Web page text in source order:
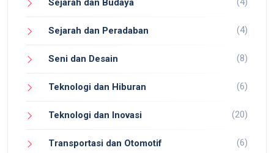
Sejarah dan Budaya
Sejarah dan Peradaban (4)
Seni dan Desain (8)
Teknologi dan Hiburan (6)
Teknologi dan Inovasi (20)
Transportasi dan Otomotif (6)